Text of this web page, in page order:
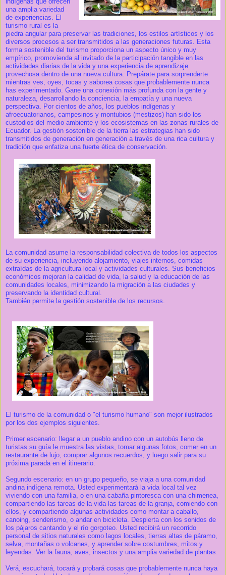
una amplia variedad
de experiencias. El
turismo rural es la
piedra angular para preservar las tradiciones, los estilos artísticos y los
diversos procesos a ser transmitidos a las generaciones futuras. Esta
forma sostenible del turismo proporciona un aspecto único y muy
empírico, promovienda al invitado de la participación tangible en las
actividades diarias de la vida y una experiencia de aprendizaje
provechosa dentro de una nueva cultura. Prepárate para sorprenderte
mientras ves, oyes, tocas y saborea cosas que probablemente nunca
has experimentado. Gane una conexión más profunda con la gente y
naturaleza, desarrollando la conciencia, la empatía y una nueva
perspectiva. Por cientos de años, los pueblos indígenas y
afroecuatorianos, campesinos y montubios (mestizos) han sido los
custodios del medio ambiente y los ecosistemas en las zonas rurales de
Ecuador. La gestión sostenible de la tierra las estrategias han sido
transmitidos de generación en generación a través de una rica cultura y
tradición que enfatiza una fuerte ética de conservación.
La comunidad asume la responsabilidad colectiva de todos los aspectos
de su experiencia, incluyendo alojamiento, viajes internos, comidas
extraídas de la agricultura local y actividades culturales. Sus beneficios
económicos mejoran la calidad de vida, la salud y la educación de las
comunidades locales, minimizando la migración a las ciudades y
preservando la identidad cultural.
También permite la gestión sostenible de los recursos.
El turismo de la comunidad o "el turismo humano" son mejor ilustrados
por los dos ejemplos siguientes.
Primer escenario: llegar a un pueblo andino con un autobús lleno de
turistas su guía le muestra las vistas, tomar algunas fotos, comer en un
restaurante de lujo, comprar algunos recuerdos, y luego salir para su
próxima parada en el itinerario.
Segundo escenario: en un grupo pequeño, se viaja a una comunidad
andina indígena remota. Usted experimentará la vida local tal vez
viviendo con una familia, o en una cabaña pintoresca con una chimenea,
compartiendo las tareas de la vida-las tareas de la granja, comiendo con
ellos, y compartiendo algunas actividades como montar a caballo,
canoing, senderismo, o andar en bicicleta. Despierta con los sonidos de
los pájaros cantando y el río gorgoteo. Usted recibirá un recorrido
personal de sitios naturales como lagos locales, tierras altas de páramo,
selva, montañas o volcanes, y aprender sobre costumbres, mitos y
leyendas. Ver la fauna, aves, insectos y una amplia variedad de plantas.
Verá, escuchará, tocará y probará cosas que probablemente nunca haya